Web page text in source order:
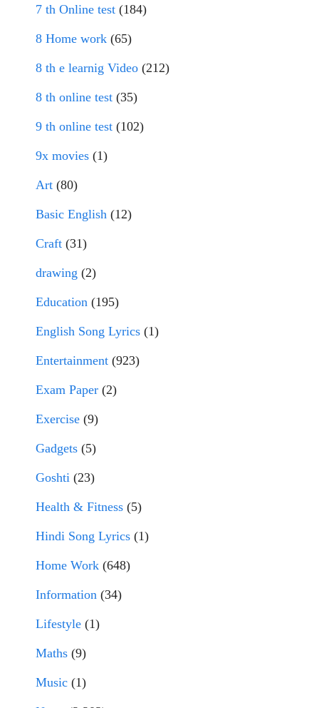
7 th Online test (184)
8 Home work (65)
8 th e learnig Video (212)
8 th online test (35)
9 th online test (102)
9x movies (1)
Art (80)
Basic English (12)
Craft (31)
drawing (2)
Education (195)
English Song Lyrics (1)
Entertainment (923)
Exam Paper (2)
Exercise (9)
Gadgets (5)
Goshti (23)
Health & Fitness (5)
Hindi Song Lyrics (1)
Home Work (648)
Information (34)
Lifestyle (1)
Maths (9)
Music (1)